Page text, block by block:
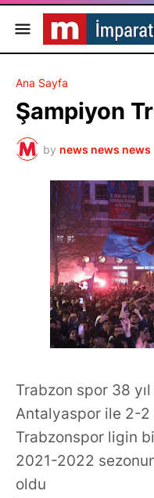
Ana Sayfa
Şampiyon
by news news news
Trabzon spor 38
Antalyaspor ile 2-2
Trabzonspor ligin
2021-2022
oldu